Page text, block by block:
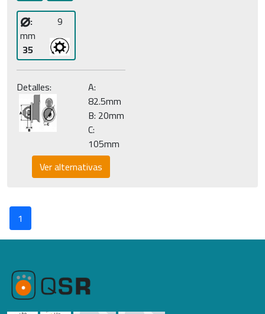
⌀:
mm
35
9
Detalles:
A:
82.5mm
B: 20mm
C:
105mm
Ver alternativas
1